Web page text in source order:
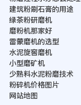
建筑粉刷石膏的用途
绿茶粉研磨机
磨粉机那家好
雷蒙磨机的选型
水泥旋窖磨机
小型磨矿机
少熟料水泥粉磨技术
粉碎机价格图片
网站地图